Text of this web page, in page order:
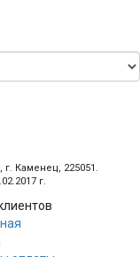
г. Каменец, 225051.
г.